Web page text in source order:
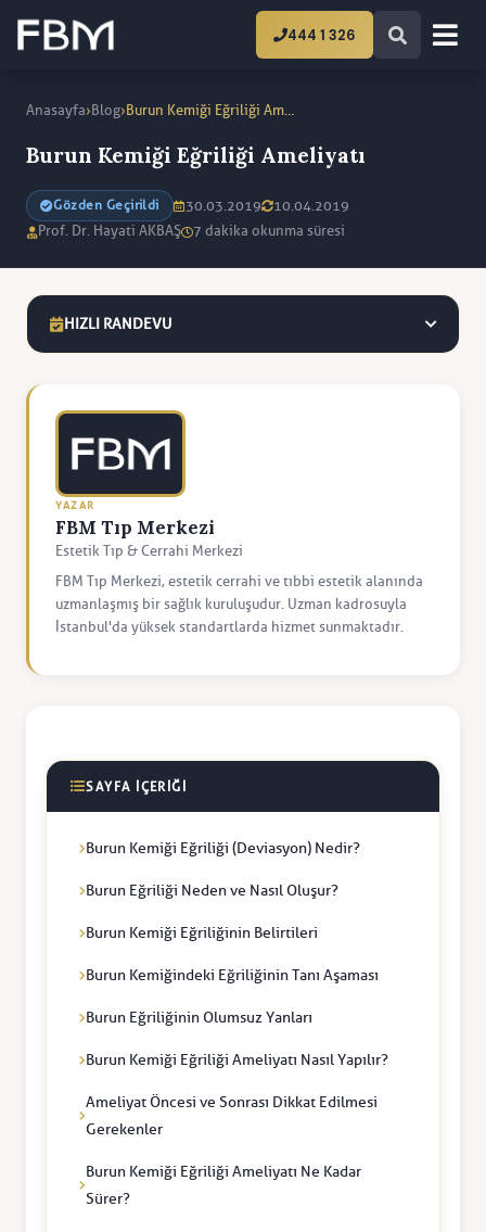
444 1 326
Anasayfa›Blog›
Burun Kemiği Eğriliği Ameliyatı
Gözden Geçirildi 30.03.2019
10.04.2019
Prof. Dr. Hayati AKBAŞ
7 dakika okunma süresi
HIZLI RANDEVU
YAZAR
FBM Tıp Merkezi
Estetik Tıp & Cerrahi Merkezi
FBM Tıp Merkezi, estetik cerrahi ve tıbbi estetik alanında
uzmanlaşmış bir sağlık kuruluşudur. Uzman kadrosuyla
İstanbul'da yüksek standartlarda hizmet sunmaktadır.
SAYFA İÇERIĞI
Burun Kemiği Eğriliği (Deviasyon) Nedir?
Burun Eğriliği Neden ve Nasıl Oluşur?
Burun Kemiği Eğriliğinin Belirtileri
Burun Kemiğindeki Eğriliğinin Tanı Aşaması
Burun Eğriliğinin Olumsuz Yanları
Burun Kemiği Eğriliği Ameliyatı Nasıl Yapılır?
Ameliyat Öncesi ve Sonrası Dikkat Edilmesi
Gerekenler
Burun Kemiği Eğriliği Ameliyatı Ne Kadar
Sürer?